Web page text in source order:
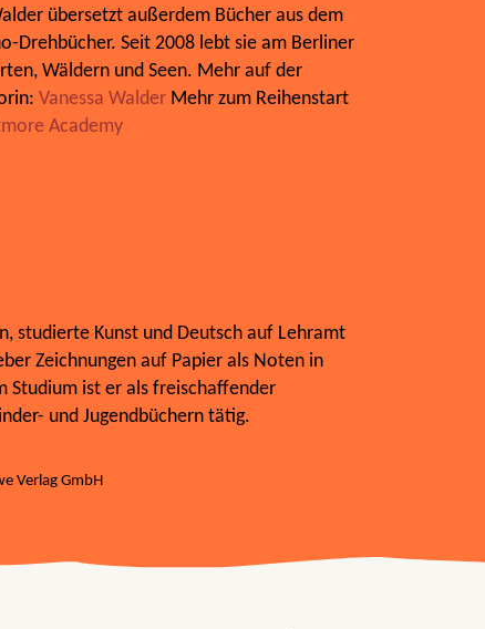
übersetzt außerdem Bücher aus dem
Drehbücher. Seit 2008 lebt sie am Berliner
Wäldern und Seen. Mehr auf der
Vanessa Walder Mehr zum Reihenstart
Academy
studierte Kunst und Deutsch auf Lehramt
Zeichnungen auf Papier als Noten in
Studium ist er als freischaffender
und Jugendbüchern tätig.
Verlag GmbH